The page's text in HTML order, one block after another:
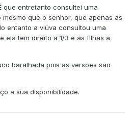
que entretanto consultei uma
que o senhor, que apenas as
entanto a viúva consultou uma
ela tem direito a 1/3 e as filhas a
baralhada pois as versões são
a sua disponibilidade.